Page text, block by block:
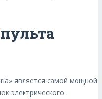
является самой мощной
электрического